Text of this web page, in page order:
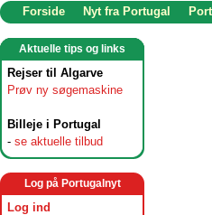
Forside Nyt fra Portugal
Aktuelle tips og links
Rejser til Algarve
Prøv ny søgemaskine
Billeje i Portugal
- se aktuelle tilbud
Log på Portugalnyt
Log ind